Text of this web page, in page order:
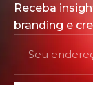
Receba
branding e